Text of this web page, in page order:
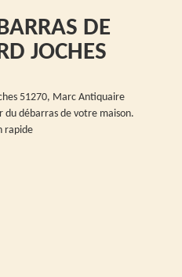
DE
JOCHES
51270, Marc Antiquaire
débarras de votre maison.
rapide